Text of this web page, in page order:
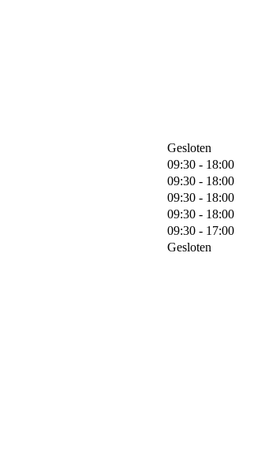
Gesloten
09:30 - 18:00
09:30 - 18:00
09:30 - 18:00
09:30 - 18:00
09:30 - 17:00
Gesloten